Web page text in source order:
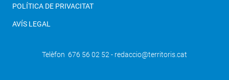
POLÍTICA DE PRIVACITAT
AVÍS LEGAL
Telèfon 676 56 02 52 - redaccio@territoris.cat